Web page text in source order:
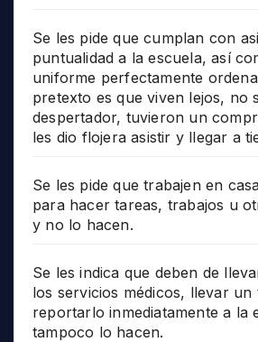
Se les pide que cumplan con
puntualidad a la escuela, así
uniforme perfectamente
pretexto es que viven lejos, no
despertador, tuvieron un
les dio flojera asistir y llegar a
Se les pide que trabajen en
para hacer tareas, trabajos u
y no lo hacen.
Se les indica que deben de
los servicios médicos, llevar un
reportarlo inmediatamente a la
tampoco lo hacen.